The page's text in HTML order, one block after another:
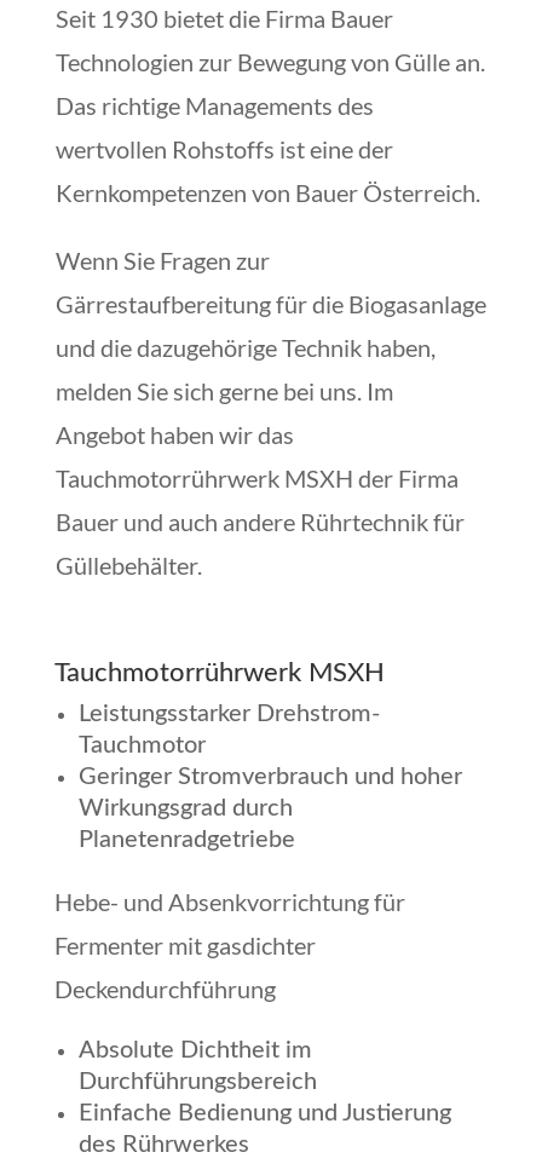
Seit 1930 bietet die Firma Bauer
Technologien zur Bewegung von Gülle an.
Das richtige Managements des
wertvollen Rohstoffs ist eine der
Kernkompetenzen von Bauer Österreich.
Wenn Sie Fragen zur
Gärrestaufbereitung für die Biogasanlage
und die dazugehörige Technik haben,
melden Sie sich gerne bei uns. Im
Angebot haben wir das
Tauchmotorrührwerk MSXH der Firma
Bauer und auch andere Rührtechnik für
Güllebehälter.
Tauchmotorrührwerk MSXH
Leistungsstarker Drehstrom-
Tauchmotor
Geringer Stromverbrauch und hoher
Wirkungsgrad durch
Planetenradgetriebe
Hebe- und Absenkvorrichtung für
Fermenter mit gasdichter
Deckendurchführung
Absolute Dichtheit im
Durchführungsbereich
Einfache Bedienung und Justierung
des Rührwerkes